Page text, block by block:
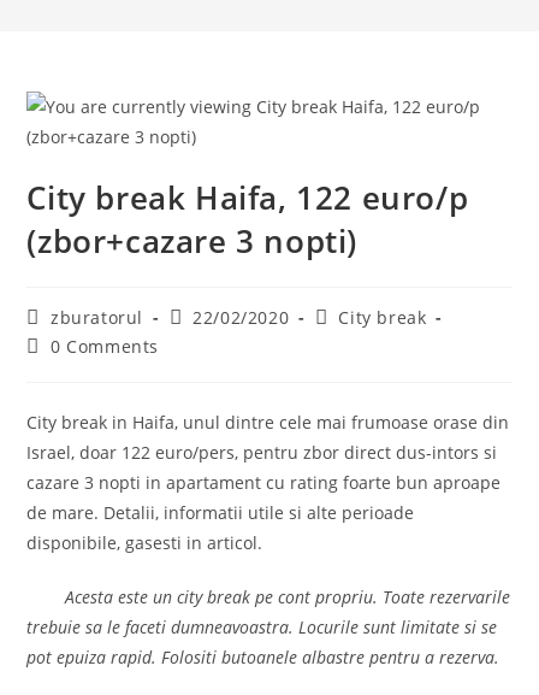
City break Haifa, 122 euro/p
(zbor+cazare 3 nopti)
Post
author:
zburatorul
Post22/02/2020
PostCity break
Post0 Comments
City break in Haifa, unul dintre cele mai frumoase orase din
Israel, doar 122 euro/pers, pentru zbor direct dus-intors si
cazare 3 nopti in apartament cu rating foarte bun aproape
de mare. Detalii, informatii utile si alte perioade
disponibile, gasesti in articol.
Acesta este un city break pe cont propriu. Toate rezervarile
trebuie sa le faceti dumneavoastra. Locurile sunt limitate si se
pot epuiza rapid. Folositi butoanele albastre pentru a rezerva.